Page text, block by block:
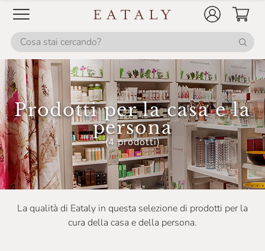
Prodotti per la casa e la
persona
(4 prodotti)
La qualità di Eataly in questa selezione di prodotti per la
cura della casa e della persona.
Sapone Di Un Tempo
Slow Food Editore
Slow Food Editore Per Eataly
Smeg
Sperling & Kupfer
TVS
Joie